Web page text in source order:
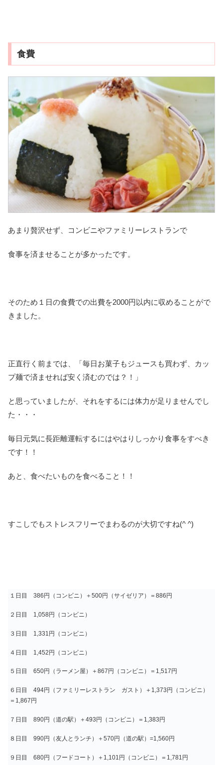
食費
あまり贅沢せず、コンビニやファミリーレストランで
食事を済ませることが多かったです。
そのため１日の食費での出費を2000円以内に収めることがで
きました。
正直行く前までは、「毎日お菓子もジュースも買わず、カッ
プ麺で済ませれば安く済むのでは？！」
と思っていましたが、それをするには体力が足りませんでし
た・・・
毎日元気に長距離運転するにはやはりしっかり食事をすべき
です！！
あと、食べたいものを食べること！！
すこしでもストレスフリーでまわるのが大切ですね(^ ^)
１日目 386円（コンビニ）＋500円（サイゼリア）＝886円
２日目 1,058円（コンビニ）
３日目 1,331円（コンビニ）
４日目 1,452円（コンビニ）
５日目 650円（ラーメン屋）＋867円（コンビニ）＝1,517円
６日目 494円（ファミリーレストラン ガスト）＋1,373円（コンビニ）
＝1,867円
７日目 890円（道の駅）＋493円（コンビニ）＝1,383円
８日目 990円（友人とランチ）＋570円（道の駅）=1,560円
９日目 680円（フードコート）＋1,101円（コンビニ）＝1,781円